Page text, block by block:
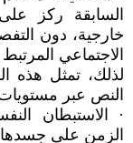
السابقة ركز
خارجية، دون
الاجتماعي
لذلك، تمثل هذه
النص عبر
· الاستبطان
الزمن على